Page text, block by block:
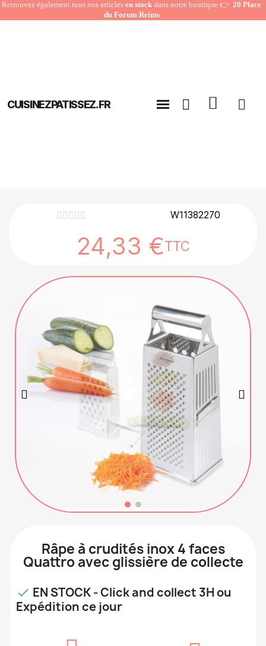
Retrouvez également tous nos articles en stock dans notre boutique 👉20 Place
du Forum Reims
CUISINEZPATISSEZ.FR
     W11382270
24,33 €TTC
Râpe à crudités inox 4 faces
Quattro avec glissière de collecte
 EN STOCK - Click and collect 3H ou
Expédition ce jour